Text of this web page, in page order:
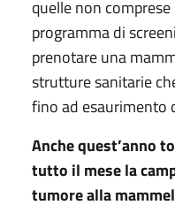
quelle non
programma di
prenotare una
strutture sanitarie
fino ad esaurimento
Anche quest’anno
tutto il mese la
tumore alla